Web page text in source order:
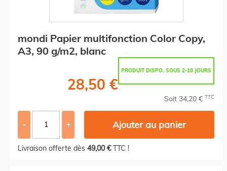
mondi Papier multifonction Color Copy,
A3, 90 g/m2, blanc
PRODUIT DISPO. SOUS 2-10 JOURS
28,50 €
Soit 34,20 € TTC
- + Ajouter au panier
Livraison offerte dès 49,00 €TTC !